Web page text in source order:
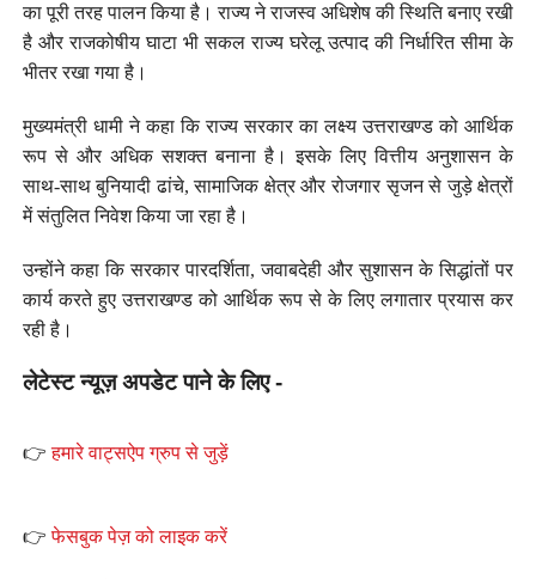
का पूरी तरह पालन किया है। राज्य ने राजस्व अधिशेष की स्थिति बनाए रखी
है और राजकोषीय घाटा भी सकल राज्य घरेलू उत्पाद की निर्धारित सीमा के
भीतर रखा गया है।
मुख्यमंत्री धामी ने कहा कि राज्य सरकार का लक्ष्य उत्तराखण्ड को आर्थिक
रूप से और अधिक सशक्त बनाना है। इसके लिए वित्तीय अनुशासन के
साथ-साथ बुनियादी ढांचे, सामाजिक क्षेत्र और रोजगार सृजन से जुड़े क्षेत्रों
में संतुलित निवेश किया जा रहा है।
उन्होंने कहा कि सरकार पारदर्शिता, जवाबदेही और सुशासन के सिद्धांतों पर
कार्य करते हुए उत्तराखण्ड को आर्थिक रूप से के लिए लगातार प्रयास कर
रही है।
लेटेस्ट न्यूज़ अपडेट पाने के लिए -
👉हमारे वाट्सऐप ग्रुप से जुड़ें
👉फेसबुक पेज़ को लाइक करें